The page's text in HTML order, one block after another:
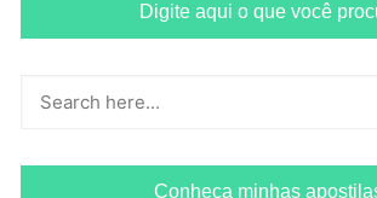
Digite aqui o que você
Conheça minhas